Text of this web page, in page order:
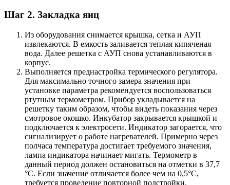
Шаг 2. Закладка яиц
Из оборудования снимается крышка, сетка и АУП
извлекаются. В емкость заливается теплая кипяченая
вода. Далее решетка с АУП снова устанавливаются в
корпус.
Выполняется преднастройка термического регулятора.
Для максимально точного замера значения при
установке параметра рекомендуется воспользоваться
ртутным термометром. Прибор укладывается на
решетку таким образом, чтобы видеть показания через
смотровое окошко. Инкубатор закрывается крышкой и
подключается к электросети. Индикатор загорается, что
сигнализирует о работе нагревателей. Примерно через
полчаса температура достигает требуемого значения,
лампа индикатора начинает мигать. Термометр в
данный период должен остановиться на отметки в 37,7
°C. Если значение отличается более чем на 0,5°C,
требуется проведение повторной подстройки.